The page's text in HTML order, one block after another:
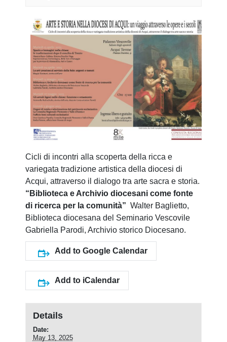
Cicli di incontri alla scoperta della ricca e
variegata tradizione artistica della diocesi di
Acqui, attraverso il dialogo tra arte sacra e storia.
“Biblioteca e Archivio diocesani come fonte
di ricerca per la comunità” Walter Baglietto,
Biblioteca diocesana del Seminario Vescovile
Gabriella Parodi, Archivio storico Diocesano.
Add to Google Calendar
Add to iCalendar
Details
Date:
May 13, 2025